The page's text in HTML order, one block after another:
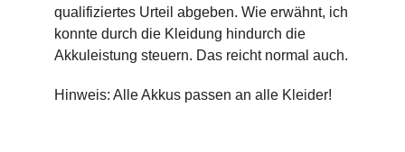
qualifiziertes Urteil abgeben. Wie erwähnt, ich
konnte durch die Kleidung hindurch die
Akkuleistung steuern. Das reicht normal auch.
Hinweis: Alle Akkus passen an alle Kleider!